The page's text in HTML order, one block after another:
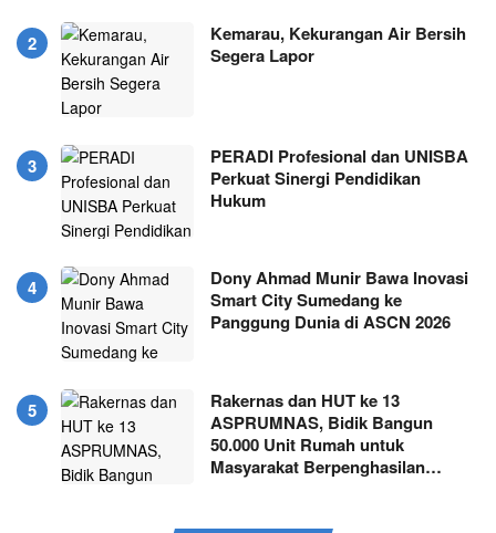
Kemarau, Kekurangan Air Bersih
Segera Lapor
PERADI Profesional dan UNISBA
Perkuat Sinergi Pendidikan
Hukum
Dony Ahmad Munir Bawa Inovasi
Smart City Sumedang ke
Panggung Dunia di ASCN 2026
Rakernas dan HUT ke 13
ASPRUMNAS, Bidik Bangun
50.000 Unit Rumah untuk
Masyarakat Berpenghasilan…